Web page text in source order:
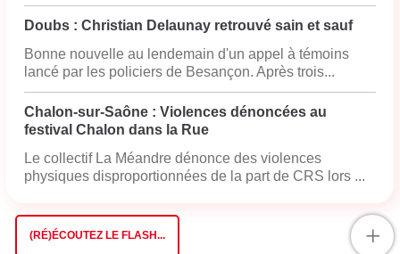
Doubs : Christian Delaunay retrouvé sain et sauf
Bonne nouvelle au lendemain d'un appel à témoins
lancé par les policiers de Besançon. Après trois...
Chalon-sur-Saône : Violences dénoncées au
festival Chalon dans la Rue
Le collectif La Méandre dénonce des violences
physiques disproportionnées de la part de CRS lors ...
(RÉ)ÉCOUTEZ LE FLASH... +